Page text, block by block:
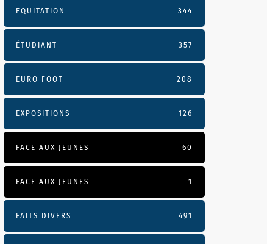
EQUITATION 344
ÉTUDIANT 357
EURO FOOT 208
EXPOSITIONS 126
FACE AUX JEUNES 60
FACE AUX JEUNES 1
FAITS DIVERS 491